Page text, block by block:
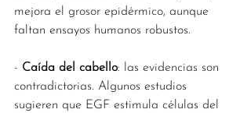
mejora el grosor epidérmico, aunque
faltan ensayos humanos robustos.
- Caída del cabello: las evidencias son
contradictorias. Algunos estudios
sugieren que EGF estimula células del